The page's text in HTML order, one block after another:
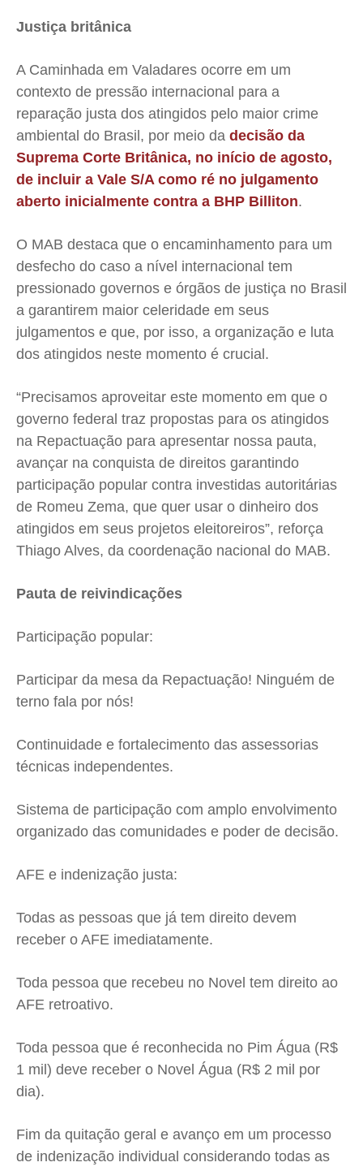
Justiça britânica
A Caminhada em Valadares ocorre em um
contexto de pressão internacional para a
reparação justa dos atingidos pelo maior crime
ambiental do Brasil, por meio da decisão da
Suprema Corte Britânica, no início de agosto,
de incluir a Vale S/A como ré no julgamento
aberto inicialmente contra a BHP Billiton.
O MAB destaca que o encaminhamento para um
desfecho do caso a nível internacional tem
pressionado governos e órgãos de justiça no Brasil
a garantirem maior celeridade em seus
julgamentos e que, por isso, a organização e luta
dos atingidos neste momento é crucial.
“Precisamos aproveitar este momento em que o
governo federal traz propostas para os atingidos
na Repactuação para apresentar nossa pauta,
avançar na conquista de direitos garantindo
participação popular contra investidas autoritárias
de Romeu Zema, que quer usar o dinheiro dos
atingidos em seus projetos eleitoreiros”, reforça
Thiago Alves, da coordenação nacional do MAB.
Pauta de reivindicações
Participação popular:
Participar da mesa da Repactuação! Ninguém de
terno fala por nós!
Continuidade e fortalecimento das assessorias
técnicas independentes.
Sistema de participação com amplo envolvimento
organizado das comunidades e poder de decisão.
AFE e indenização justa:
Todas as pessoas que já tem direito devem
receber o AFE imediatamente.
Toda pessoa que recebeu no Novel tem direito ao
AFE retroativo.
Toda pessoa que é reconhecida no Pim Água (R$
1 mil) deve receber o Novel Água (R$ 2 mil por
dia).
Fim da quitação geral e avanço em um processo
de indenização individual considerando todas as